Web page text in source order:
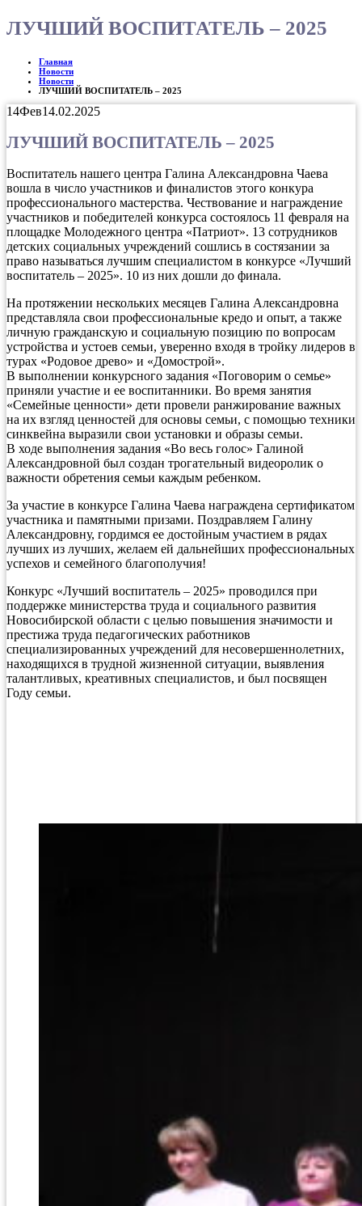
ЛУЧШИЙ ВОСПИТАТЕЛЬ – 2025
Главная
Новости
Новости
ЛУЧШИЙ ВОСПИТАТЕЛЬ – 2025
14Фев14.02.2025
ЛУЧШИЙ ВОСПИТАТЕЛЬ – 2025
Воспитатель нашего центра Галина Александровна Чаева
вошла в число участников и финалистов этого конкура
профессионального мастерства. Чествование и награждение
участников и победителей конкурса состоялось 11 февраля на
площадке Молодежного центра «Патриот». 13 сотрудников
детских социальных учреждений сошлись в состязании за
право называться лучшим специалистом в конкурсе «Лучший
воспитатель – 2025». 10 из них дошли до финала.
На протяжении нескольких месяцев Галина Александровна
представляла свои профессиональные кредо и опыт, а также
личную гражданскую и социальную позицию по вопросам
устройства и устоев семьи, уверенно входя в тройку лидеров в
турах «Родовое древо» и «Домострой».
В выполнении конкурсного задания «Поговорим о семье»
приняли участие и ее воспитанники. Во время занятия
«Семейные ценности» дети провели ранжирование важных
на их взгляд ценностей для основы семьи, с помощью техники
синквейна выразили свои установки и образы семьи.
В ходе выполнения задания «Во весь голос» Галиной
Александровной был создан трогательный видеоролик о
важности обретения семьи каждым ребенком.
За участие в конкурсе Галина Чаева награждена сертификатом
участника и памятными призами. Поздравляем Галину
Александровну, гордимся ее достойным участием в рядах
лучших из лучших, желаем ей дальнейших профессиональных
успехов и семейного благополучия!
Конкурс «Лучший воспитатель – 2025» проводился при
поддержке министерства труда и социального развития
Новосибирской области с целью повышения значимости и
престижа труда педагогических работников
специализированных учреждений для несовершеннолетних,
находящихся в трудной жизненной ситуации, выявления
талантливых, креативных специалистов, и был посвящен
Году семьи.